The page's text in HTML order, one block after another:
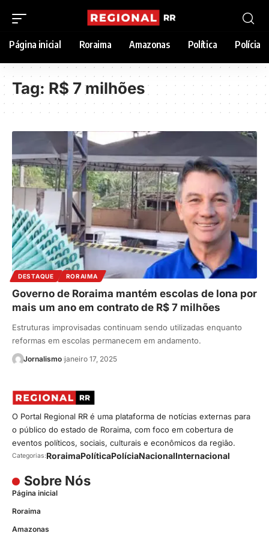
Página inicial Roraima Amazonas Política Polícia
Tag: R$ 7 milhões
DESTAQUE RORAIMA
Governo de Roraima mantém escolas de lona por
mais um ano em contrato de R$ 7 milhões
Estruturas improvisadas continuam sendo utilizadas enquanto
reformas em escolas permanecem em andamento.
Jornalismo janeiro 17, 2025
O Portal Regional RR é uma plataforma de notícias externas para
o público do estado de Roraima, com foco em cobertura de
eventos políticos, sociais, culturais e econômicos da região.
Categorias:RoraimaPolíticaPolíciaNacionalInternacional
Sobre Nós
Página inicial
Roraima
Amazonas